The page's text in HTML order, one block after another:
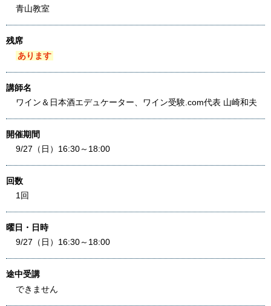
青山教室
残席
あります
講師名
ワイン＆日本酒エデュケーター、ワイン受験.com代表 山崎和夫
開催期間
9/27（日）16:30～18:00
回数
1回
曜日・日時
9/27（日）16:30～18:00
途中受講
できません